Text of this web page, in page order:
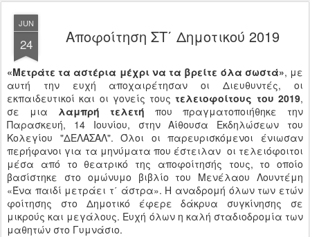
JUN
24 Αποφοίτηση ΣΤ΄ Δημοτικού 2019
«Μετράτε τα αστέρια μέχρι να τα βρείτε όλα σωστά», με
αυτή την ευχή αποχαιρέτησαν οι Διευθυντές, οι
εκπαιδευτικοί και οι γονείς τουςτελειοφοίτους του 2019,
σε μια λαμπρή τελετή που πραγματοποιήθηκε την
Παρασκευή, 14 Ιουνίου, στην Αίθουσα Εκδηλώσεων του
Κολεγίου "ΔΕΛΑΣΑΛ". Όλοι οι παρευρισκόμενοι ένιωσαν
περήφανοι για τα μηνύματα που έστειλαν οι τελειόφοιτοι
μέσα από το θεατρικό της αποφοίτησής τους, το οποίο
βασίστηκε στο ομώνυμο βιβλίο του Μενέλαου Λουντέμη
«Ένα παιδί μετράει τ΄ άστρα». Η αναδρομή όλων των ετών
φοίτησης στο Δημοτικό έφερε δάκρυα συγκίνησης σε
μικρούς και μεγάλους. Ευχή όλων η καλή σταδιοδρομία των
μαθητών στο Γυμνάσιο.